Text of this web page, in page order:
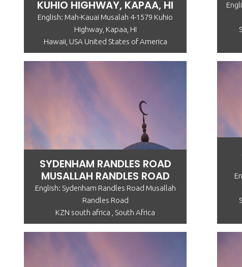
KUHIO HIGHWAY, KAPAA, HI
English: Mah-Kauai Musalah 4-1579 Kuhio
Highway, Kapaa, HI
Hawaii, USA United States of America
SYDENHAM RANDLES ROAD
MUSALLAH RANDLES ROAD
English: Sydenham Randles Road Musallah
Randles Road
KZN south africa , South Africa